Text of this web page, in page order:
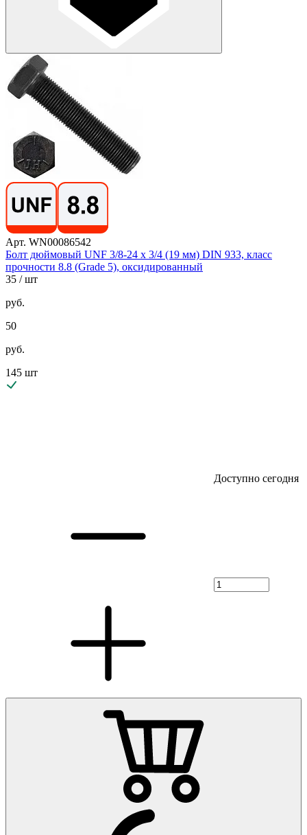
Арт. WN00086542
Болт дюймовый UNF 3/8-24 х 3/4 (19 мм) DIN 933, класс
прочности 8.8 (Grade 5), оксидированный
35 / шт
руб.
50
руб.
145 шт
Доступно сегодня